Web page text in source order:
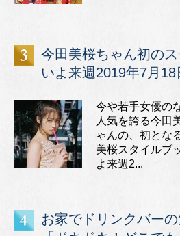
今田美桜ちゃん初の
いよ来週2019年7月18
今や若手女優の
人気を誇る今田
ゃんの、初とな
美桜スタイルブ
よ来週2...
お家でドリンクバー